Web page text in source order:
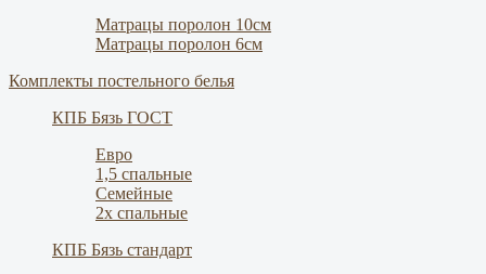
Матрацы поролон 10см
Матрацы поролон 6см
Комплекты постельного белья
КПБ Бязь ГОСТ
Евро
1,5 спальные
Семейные
2х спальные
КПБ Бязь стандарт